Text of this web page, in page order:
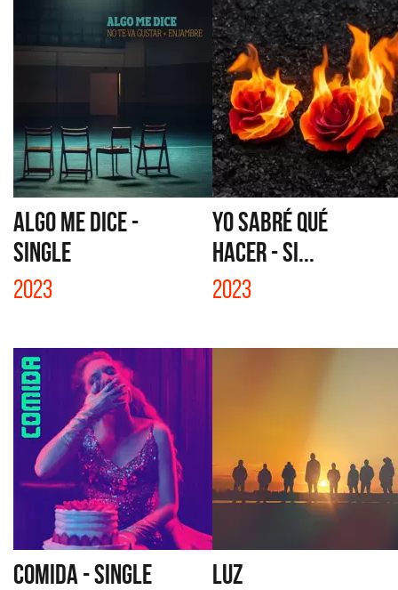
ALGO ME DICE -
SINGLE
2023
YO SABRÉ QUÉ
HACER - SI...
2023
COMIDA - SINGLE LUZ